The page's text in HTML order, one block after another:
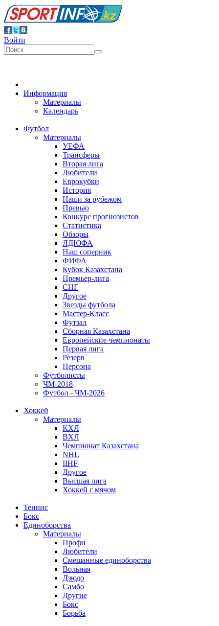
Войти
Информация
Материалы
Календарь
Футбол
Материалы
УЕФА
Трансферы
Вторая лига
Любители
Еврокубки
История
Наши за рубежом
Превью
Конкурс прогнозистов
Статистика
Обзоры
ЛДЮФА
Наш соперник
ФИФА
Кубок Казахстана
Премьер-лига
СНГ
Другое
Звезды футбола
Мастер-Класс
Футзал
Сборная Казахстана
Европейские чемпионаты
Первая лига
Резерв
Персона
Футболисты
ЧМ-2018
Футбол - ЧМ-2026
Хоккей
Материалы
КХЛ
ВХЛ
Чемпионат Казахстана
NHL
IIHF
Другое
Высшая лига
Хоккей с мячом
Теннис
Бокс
Единоборства
Материалы
Профи
Любители
Смешанные единоборства
Вольная
Дзюдо
Самбо
Другие
Бокс
Борьба